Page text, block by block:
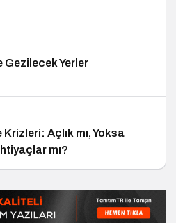
Gezilecek Yerler
Krizleri: Açlık mı, Yoksa
mı?